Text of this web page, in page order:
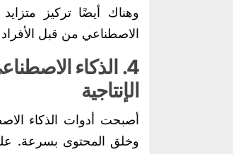
وهناك أيضًا تركيز
الاصطناعي من قبل
4.
الإنتاجية
أصبحت أدوات الذكاء
وخلق المحتوى بسرعة. على